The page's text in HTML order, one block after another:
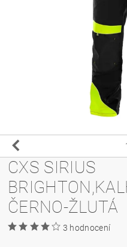
CXS SIRIUS
ČERNO-ŽLUTÁ
3 hodnocení